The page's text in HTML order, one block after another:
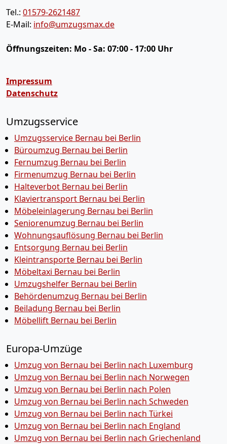
Tel.: 01579-2621487
E-Mail: info@umzugsmax.de
Öffnungszeiten: Mo - Sa: 07:00 - 17:00 Uhr
Impressum
Datenschutz
Umzugsservice
Umzugsservice Bernau bei Berlin
Büroumzug Bernau bei Berlin
Fernumzug Bernau bei Berlin
Firmenumzug Bernau bei Berlin
Halteverbot Bernau bei Berlin
Klaviertransport Bernau bei Berlin
Möbeleinlagerung Bernau bei Berlin
Seniorenumzug Bernau bei Berlin
Wohnungsauflösung Bernau bei Berlin
Entsorgung Bernau bei Berlin
Kleintransporte Bernau bei Berlin
Möbeltaxi Bernau bei Berlin
Umzugshelfer Bernau bei Berlin
Behördenumzug Bernau bei Berlin
Beiladung Bernau bei Berlin
Möbellift Bernau bei Berlin
Europa-Umzüge
Umzug von Bernau bei Berlin nach Luxemburg
Umzug von Bernau bei Berlin nach Norwegen
Umzug von Bernau bei Berlin nach Polen
Umzug von Bernau bei Berlin nach Schweden
Umzug von Bernau bei Berlin nach Türkei
Umzug von Bernau bei Berlin nach England
Umzug von Bernau bei Berlin nach Griechenland